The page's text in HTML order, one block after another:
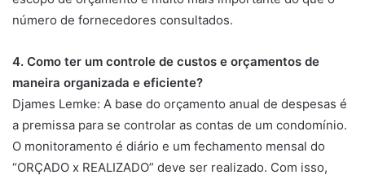
número de fornecedores consultados.
4. Como ter um controle de custos e orçamentos de
maneira organizada e eficiente?
Djames Lemke: A base do orçamento anual de despesas é
a premissa para se controlar as contas de um condomínio.
O monitoramento é diário e um fechamento mensal do
“ORÇADO x REALIZADO” deve ser realizado. Com isso,